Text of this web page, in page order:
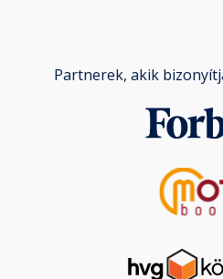
Partnerek, akik